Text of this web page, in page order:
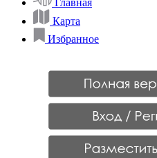
Главная
Карта
Избранное